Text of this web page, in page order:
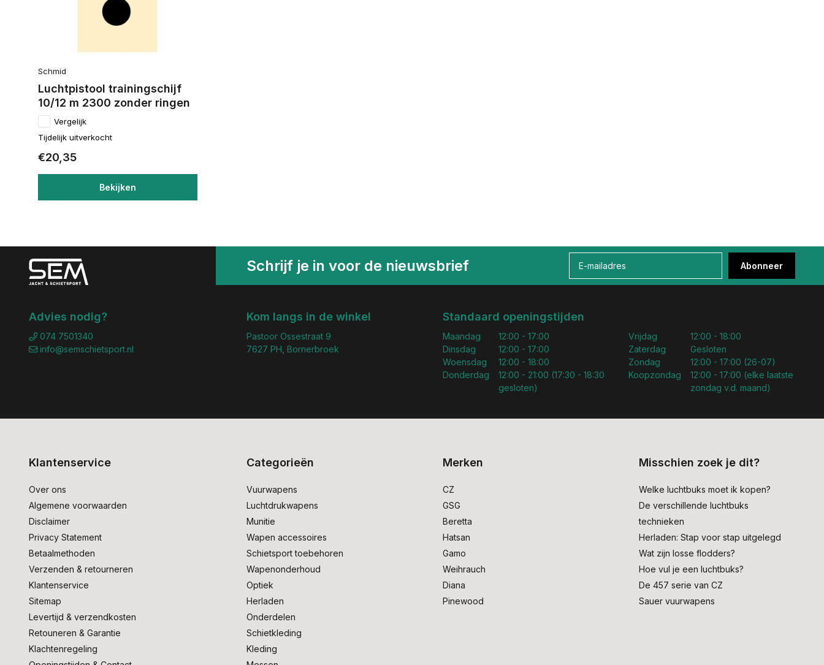
Schmid
Luchtpistool trainingschijf
10/12 m 2300 zonder ringen
Vergelijk
Tijdelijk uitverkocht
€20,35
Bekijken
Schrijf je in voor de nieuwsbrief Abonneer
Advies nodig?
074 7501340
info@semschietsport.nl
Kom langs in de winkel
Pastoor Ossestraat 9
7627 PH, Bornerbroek
Standaard openingstijden
Maandag
Dinsdag
Woensdag
Donderdag
12:00 - 17:00
12:00 - 17:00
12:00 - 18:00
12:00 - 21:00 (17:30 - 18:30
gesloten)
Vrijdag
Zaterdag
Zondag
Koopzondag
12:00 - 18:00
Gesloten
12:00 - 17:00 (26-07)
12:00 - 17:00 (elke laatste
zondag v.d. maand)
Klantenservice
Over ons
Algemene voorwaarden
Disclaimer
Privacy Statement
Betaalmethoden
Verzenden & retourneren
Klantenservice
Sitemap
Levertijd & verzendkosten
Retouneren & Garantie
Klachtenregeling
Categorieën
Vuurwapens
Luchtdrukwapens
Munitie
Wapen accessoires
Schietsport toebehoren
Wapenonderhoud
Optiek
Herladen
Onderdelen
Schietkleding
Kleding
Merken
CZ
GSG
Beretta
Hatsan
Gamo
Weihrauch
Diana
Pinewood
Misschien zoek je dit?
Welke luchtbuks moet ik kopen?
De verschillende luchtbuks
technieken
Herladen: Stap voor stap uitgelegd
Wat zijn losse flodders?
Hoe vul je een luchtbuks?
De 457 serie van CZ
Sauer vuurwapens